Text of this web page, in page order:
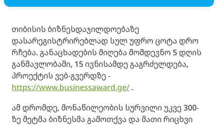
თიბისის ბიზნესდაჯილდოებაზე
დასარეგისტრირებლად სულ უფრო ცოტა დრო
რჩება. განაცხადების მიღება მომდევნო 5 დღის
განმავლობაში, 15 ივნისამდე გაგრძელდება,
პროექტის ვებ-გვერდზე -
https://www.businessaward.ge/ .
ამ დრომდე, მონაწილეობის სურვილი უკვე 300-
ზე მეტმა ბიზნესმა გამოთქვა და მათი რიცხვი